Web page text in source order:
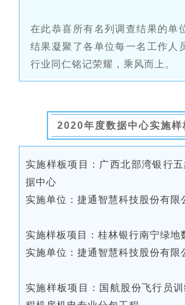
在此恭喜所有名列调查结果的单
结果凝聚了各单位每一名工作人
行业同仁铭记荣耀，乘风而上。
2020年度数据中心实施样
实施样板项目：广西北部湾银行
据中心
实施单位：捷通智慧科技股份有限
实施样板项目：桂林银行南宁绿地
实施单位：捷通智慧科技股份有限
实施样板项目：国航股份飞行员